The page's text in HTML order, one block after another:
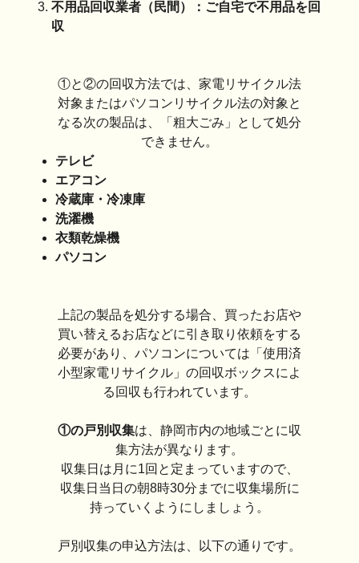
不用品回収業者（民間）：ご自宅で不用品を回
収
①と②の回収方法では、家電リサイクル法
対象またはパソコンリサイクル法の対象と
なる次の製品は、「粗大ごみ」として処分
できません。
テレビ
エアコン
冷蔵庫・冷凍庫
洗濯機
衣類乾燥機
パソコン
上記の製品を処分する場合、買ったお店や
買い替えるお店などに引き取り依頼をする
必要があり、パソコンについては「使用済
小型家電リサイクル」の回収ボックスによ
る回収も行われています。
①の戸別収集は、静岡市内の地域ごとに収
集方法が異なります。
収集日は月に1回と定まっていますので、
収集日当日の朝8時30分までに収集場所に
持っていくようにしましょう。
戸別収集の申込方法は、以下の通りです。